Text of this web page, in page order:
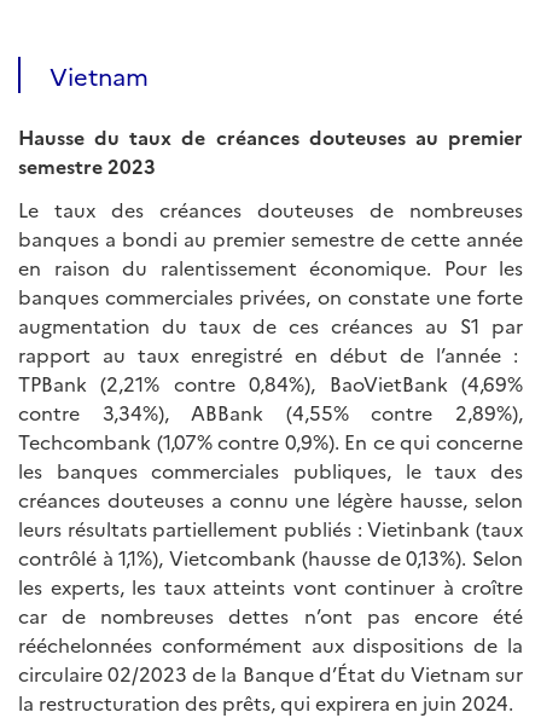
Vietnam
Hausse du taux de créances douteuses au premier
semestre 2023
Le taux des créances douteuses de nombreuses
banques a bondi au premier semestre de cette année
en raison du ralentissement économique. Pour les
banques commerciales privées, on constate une forte
augmentation du taux de ces créances au S1 par
rapport au taux enregistré en début de l’année :
TPBank (2,21% contre 0,84%), BaoVietBank (4,69%
contre 3,34%), ABBank (4,55% contre 2,89%),
Techcombank (1,07% contre 0,9%). En ce qui concerne
les banques commerciales publiques, le taux des
créances douteuses a connu une légère hausse, selon
leurs résultats partiellement publiés : Vietinbank (taux
contrôlé à 1,1%), Vietcombank (hausse de 0,13%). Selon
les experts, les taux atteints vont continuer à croître
car de nombreuses dettes n’ont pas encore été
rééchelonnées conformément aux dispositions de la
circulaire 02/2023 de la Banque d’État du Vietnam sur
la restructuration des prêts, qui expirera en juin 2024.